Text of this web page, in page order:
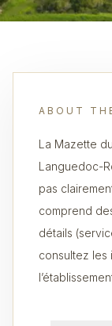
ABOUT
La Mazette
Languedoc-
pas
comprend
détails
consultez les